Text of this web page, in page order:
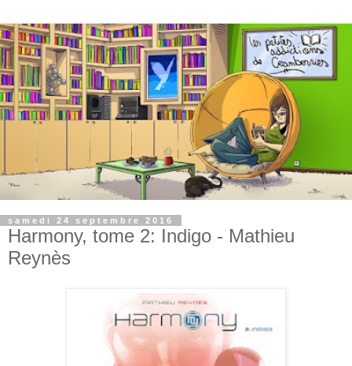
samedi 24 septembre 2016
Harmony, tome 2: Indigo - Mathieu
Reynès